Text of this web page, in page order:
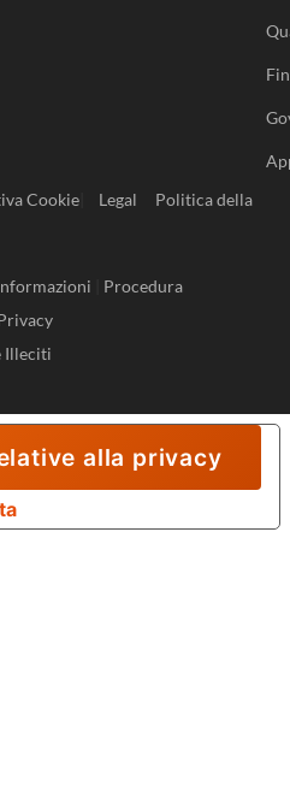
Cookie Legal
Politica della
Procedura
Illeciti
alla privacy